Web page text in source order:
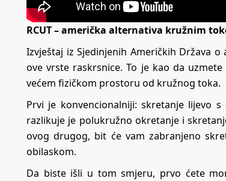
RCUT – američka alternativa kružnim
Izvještaj iz Sjedinjenih Američkih Država
ove vrste raskrsnice. To je kao da
većem fizičkom prostoru od kružnog toka.
Prvi je konvencionalniji: skretanje lijevo
razlikuje je polukružno okretanje i
ovog drugog, bit će vam zabranjeno
obilaskom.
Da biste išli u tom smjeru, prvo ćete